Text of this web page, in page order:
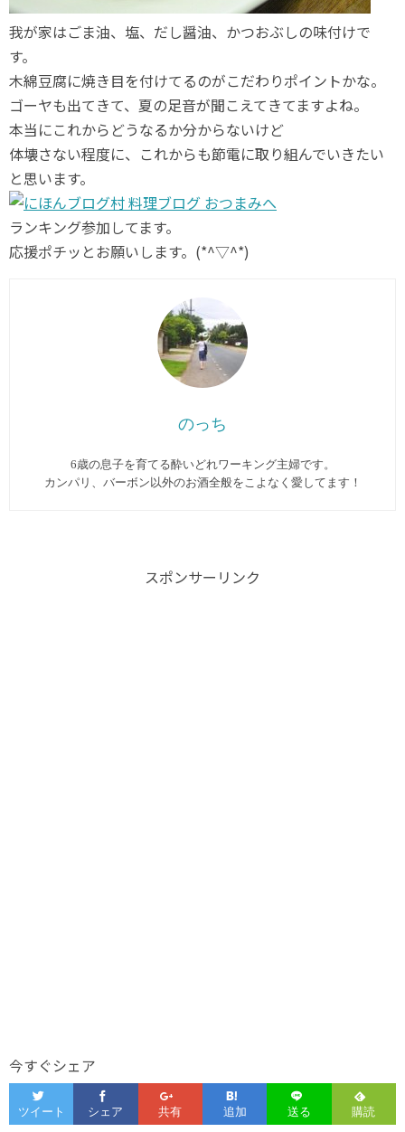
我が家はごま油、塩、だし醤油、かつおぶしの味付けで
す。
木綿豆腐に焼き目を付けてるのがこだわりポイントかな。
ゴーヤも出てきて、夏の足音が聞こえてきてますよね。
本当にこれからどうなるか分からないけど
体壊さない程度に、これからも節電に取り組んでいきたい
と思います。
ランキング参加してます。
応援ポチッとお願いします。(*^▽^*)
のっち
6歳の息子を育てる酔いどれワーキング主婦です。
カンパリ、バーボン以外のお酒全般をこよなく愛してます︎！
スポンサーリンク
今すぐシェア